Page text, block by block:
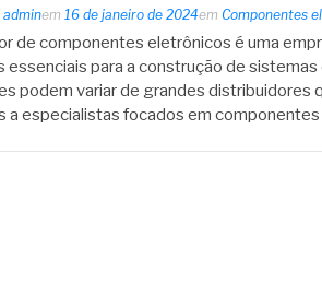
adminem 16 de janeiro de 2024em Componentes
de componentes eletrônicos é uma
essenciais para a construção de
podem variar de grandes distribuidores
a especialistas focados em